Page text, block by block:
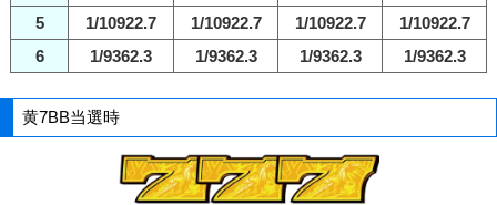
5
1/10922.7 1/10922.7 1/10922.7
1/10922.7
6
1/9362.3 1/9362.3 1/9362.3 1/9362.3
黄7BB当選時